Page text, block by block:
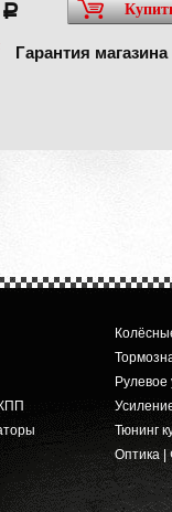
a
Гарантия магазина
Рулевое
Тюнинг
Оптика |